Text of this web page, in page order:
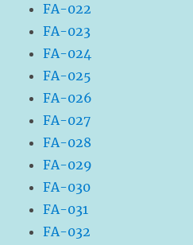
FA-022
FA-023
FA-024
FA-025
FA-026
FA-027
FA-028
FA-029
FA-030
FA-031
FA-032